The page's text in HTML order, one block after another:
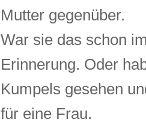
Mutter gegenüber.
War sie das schon
Erinnerung. Oder
Kumpels gesehen
für eine Frau.